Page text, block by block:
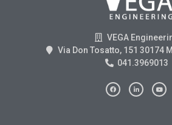
VEGA
Via Don Tosatto, 151 30174
041.3969013